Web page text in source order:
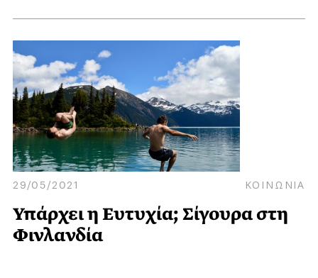
29/05/2021 ΚΟΙΝΩΝΙΑ
Υπάρχει η Ευτυχία; Σίγουρα στη
Φινλανδία